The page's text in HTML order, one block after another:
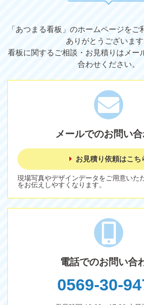
「あつまる看板」のホームページをご
ありがとうございます
看板に関するご相談・お見積りはメー
合わせください。
メールでのお問い
お見積り依頼はこち
現場写真やデザインデータをご用意いた
をお伝えしやすくなります。
電話でのお問い合
0569-30-